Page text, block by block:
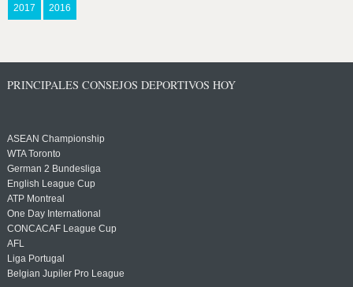
2017 2016
PRINCIPALES CONSEJOS DEPORTIVOS HOY
ASEAN Championship
WTA Toronto
German 2 Bundesliga
English League Cup
ATP Montreal
One Day International
CONCACAF League Cup
AFL
Liga Portugal
Belgian Jupiler Pro League